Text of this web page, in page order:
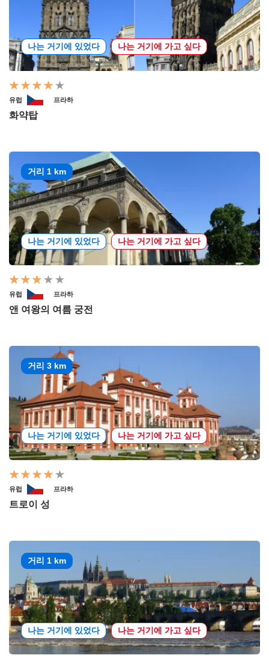
나는 거기에 있었다 나는 거기에 가고 싶다
유럽 프라하
화약탑
거리 1 km
나는 거기에 있었다 나는 거기에 가고 싶다
유럽 프라하
앤 여왕의 여름 궁전
거리 3 km
나는 거기에 있었다 나는 거기에 가고 싶다
유럽 프라하
트로이 성
거리 1 km
나는 거기에 있었다 나는 거기에 가고 싶다